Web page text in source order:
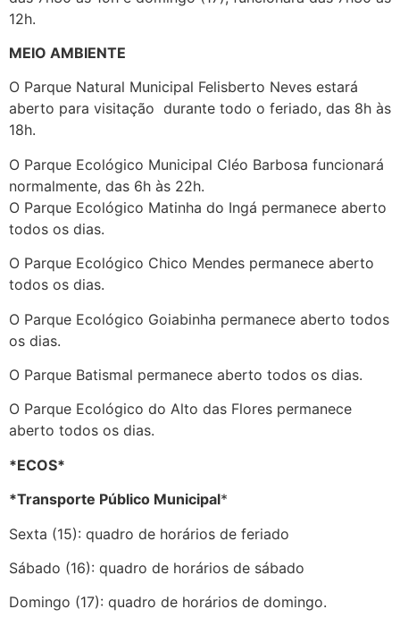
12h.
MEIO AMBIENTE
O Parque Natural Municipal Felisberto Neves estará
aberto para visitação durante todo o feriado, das 8h às
18h.
O Parque Ecológico Municipal Cléo Barbosa funcionará
normalmente, das 6h às 22h.
O Parque Ecológico Matinha do Ingá permanece aberto
todos os dias.
O Parque Ecológico Chico Mendes permanece aberto
todos os dias.
O Parque Ecológico Goiabinha permanece aberto todos
os dias.
O Parque Batismal permanece aberto todos os dias.
O Parque Ecológico do Alto das Flores permanece
aberto todos os dias.
*ECOS*
*Transporte Público Municipal*
Sexta (15): quadro de horários de feriado
Sábado (16): quadro de horários de sábado
Domingo (17): quadro de horários de domingo.